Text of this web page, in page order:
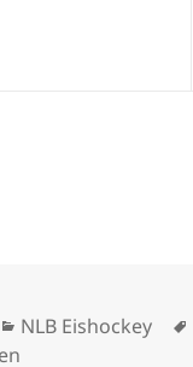
Kategorien
NLB Eishockey